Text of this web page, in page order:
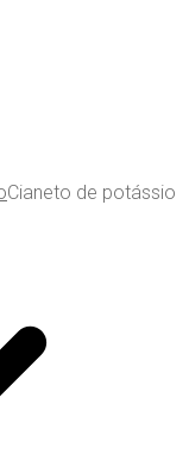
Cianeto de potássio